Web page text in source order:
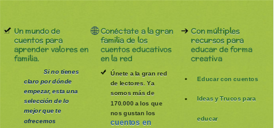
Un mundo de
cuentos para
aprender valores en
familia.
Si no tienes
claro por dónde
empezar, esta una
selección de lo
mejor que te
ofrecemos
Conéctate a la gran
familia de los
cuentos educativos
en la red
Únete a la gran red
de lectores. Ya
somos más de
170.000 a los que
nos gustan los
cuentos en
Con múltiples
recursos para
educar de forma
creativa
Educar con cuentos
Ideas y Trucos para
educar